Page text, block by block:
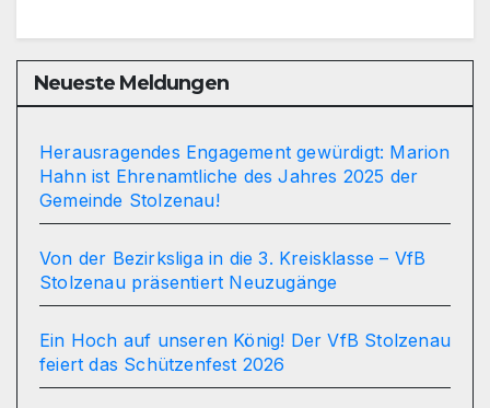
über
über
90
Neueste Meldungen
Herausragendes Engagement gewürdigt: Marion
Hahn ist Ehrenamtliche des Jahres 2025 der
Gemeinde Stolzenau!
Von der Bezirksliga in die 3. Kreisklasse – VfB
Stolzenau präsentiert Neuzugänge
Ein Hoch auf unseren König! Der VfB Stolzenau
feiert das Schützenfest 2026